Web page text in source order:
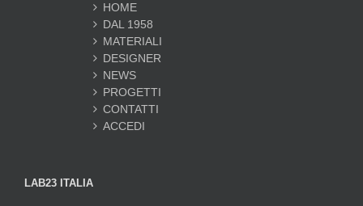
HOME
DAL 1958
MATERIALI
DESIGNER
NEWS
PROGETTI
CONTATTI
ACCEDI
LAB23 ITALIA